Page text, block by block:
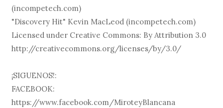
(incompetech.com)
"Discovery Hit" Kevin MacLeod (incompetech.com)
Licensed under Creative Commons: By Attribution 3.0
http://creativecommons.org/licenses/by/3.0/
¡SIGUENOS!:
FACEBOOK:
https://www.facebook.com/MiroteyBlancana